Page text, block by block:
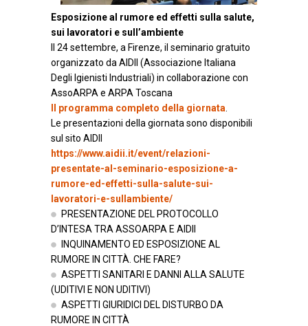
Esposizione al rumore ed effetti sulla salute,
sui lavoratori e sull’ambiente
Il 24 settembre, a Firenze, il seminario gratuito
organizzato da AIDII (Associazione Italiana
Degli Igienisti Industriali) in collaborazione con
AssoARPA e ARPA Toscana
Il programma completo della giornata
Le presentazioni della giornata sono disponibili
sul sito AIDII
https://www.aidii.it/event/relazioni-
presentate-al-seminario-esposizione-a-
rumore-ed-effetti-sulla-salute-sui-
lavoratori-e-sullambiente/
PRESENTAZIONE DEL PROTOCOLLO
D’INTESA TRA ASSOARPA E AIDII
INQUINAMENTO ED ESPOSIZIONE AL
RUMORE IN CITTÀ. CHE FARE?
ASPETTI SANITARI E DANNI ALLA SALUTE
(UDITIVI E NON UDITIVI)
ASPETTI GIURIDICI DEL DISTURBO DA
RUMORE IN CITTÀ